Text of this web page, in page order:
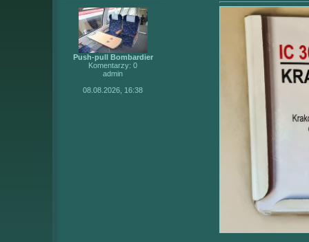
Push-pull Bombardier
Komentarzy: 0
admin
08.08.2026, 16:38